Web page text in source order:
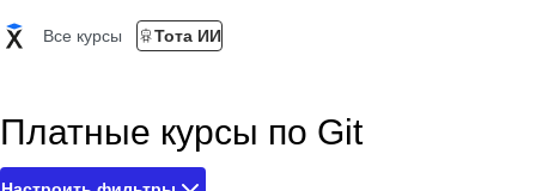
Все курсы Тота ИИ
Платные курсы по Git